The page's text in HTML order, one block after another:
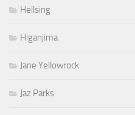
Hellsing
Higanjima
Jane Yellowrock
Jaz Parks